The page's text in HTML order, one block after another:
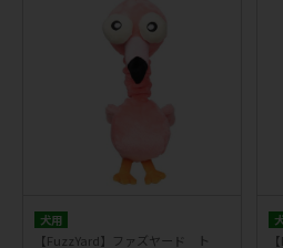
犬用
【FuzzYard】ファズヤード ト